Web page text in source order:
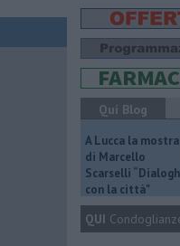
Qui Blog
A Lucca la mostra
di Marcello
Scarselli
con la città"
QUI